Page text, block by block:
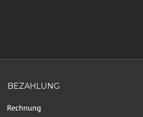
BEZAHLUNG